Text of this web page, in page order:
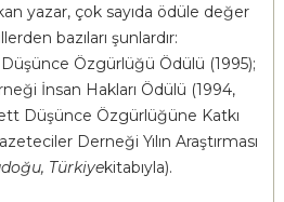
yazar, çok sayıda ödüle değer
bazıları şunlardır:
Düşünce Özgürlüğü Ödülü (1995);
İnsan Hakları Ödülü (1994,
Düşünce Özgürlüğüne Katkı
Derneği Yılın Araştırması
Türkiyekitabıyla).